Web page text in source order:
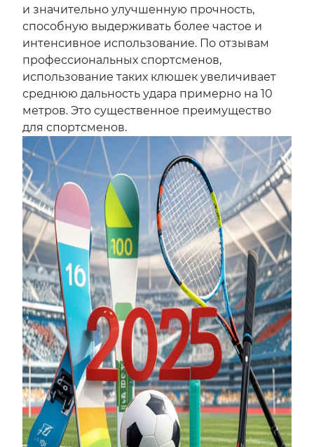
и значительно улучшенную прочность,
способную выдерживать более частое и
интенсивное использование. По отзывам
профессиональных спортсменов,
использование таких клюшек увеличивает
среднюю дальность удара примерно на 10
метров. Это существенное преимущество
для спортсменов.